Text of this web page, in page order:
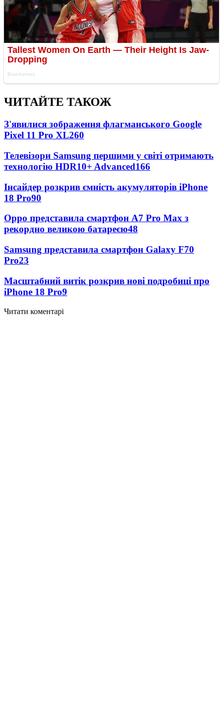
ЧИТАЙТЕ ТАКОЖ
З'явилися зображення флагманського Google
Pixel 11 Pro XL260
Телевізори Samsung першими у світі отримають
технологію HDR10+ Advanced166
Інсайдер розкрив ємність акумуляторів iPhone
18 Pro90
Oppo представила смартфон A7 Pro Max з
рекордно великою батареєю48
Samsung представила смартфон Galaxy F70
Pro23
Масштабний витік розкрив нові подробиці про
iPhone 18 Pro9
Читати коментарі